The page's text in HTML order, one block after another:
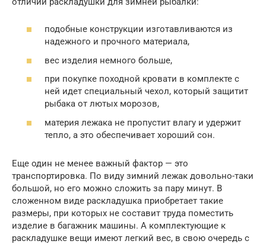
подобные конструкции изготавливаются из
надежного и прочного материала,
вес изделия немного больше,
при покупке походной кровати в комплекте с
ней идет специальный чехол, который защитит
рыбака от лютых морозов,
материя лежака не пропустит влагу и удержит
тепло, а это обеспечивает хороший сон.
Еще один не менее важный фактор — это
транспортировка. По виду зимний лежак довольно-таки
большой, но его можно сложить за пару минут. В
сложенном виде раскладушка приобретает такие
размеры, при которых не составит труда поместить
изделие в багажник машины. А комплектующие к
раскладушке вещи имеют легкий вес, в свою очередь с